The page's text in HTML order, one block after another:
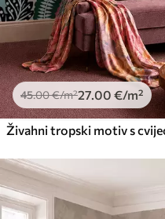
45.00€/m²27.00 €/m²